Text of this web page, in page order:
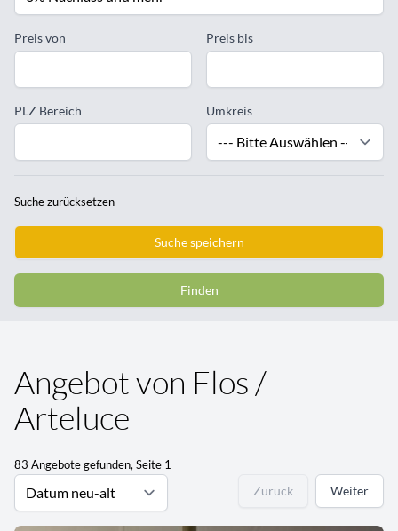
Preis von Preis bis
PLZ Bereich Umkreis
Suche zurücksetzen
Suche speichern
Finden
Angebot von Flos /
Arteluce
83 Angebote gefunden, Seite 1
Zurück Weiter